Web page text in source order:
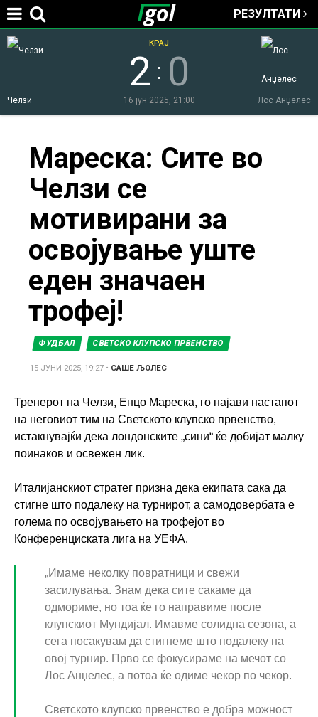
Jump to navigation
РЕЗУЛТАТИ
Челзи Лос Анџелес
2 : 0
КРАЈ
16 јун 2025, 21:00
here
Мареска: Сите во
Челзи се
мотивирани за
освојување уште
еден значаен
трофеј!
ФУДБАЛ СВЕТСКО КЛУПСКО ПРВЕНСТВО
15 ЈУНИ 2025, 19:27 • САШЕ ЉОЛЕС
Тренерот на Челзи, Енцо Мареска, го најави настапот
на неговиот тим на Светското клупско првенство,
истакнувајќи дека лондонските „сини“ ќе добијат малку
поинаков и освежен лик.
Италијанскиот стратег призна дека екипата сака да
стигне што подалеку на турнирот, а самодовербата е
голема по освојувањето на трофејот во
Конференциската лига на УЕФА.
„Имаме неколку повратници и свежи
засилувања. Знам дека сите сакаме да
одмориме, но тоа ќе го направиме после
клупскиот Мундијал. Имавме солидна сезона, а
сега посакувам да стигнеме што подалеку на
овој турнир. Прво се фокусираме на мечот со
Лос Анџелес, а потоа ќе одиме чекор по чекор.
Светското клупско првенство е добра можност